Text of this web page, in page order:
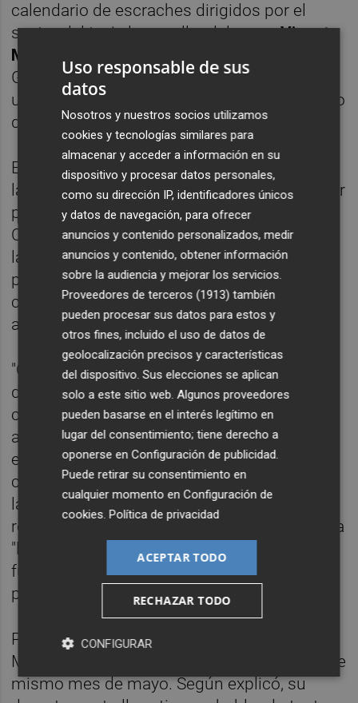
calendario de escraches dirigidos por el
sector del taxi al conseller del ramo,Vicente
Martínez Mus
Generalitat,Juanfran Pérez Llorca
una campaña de concienciación y un reparto
de 'flyers' a los taxistas.
El mes pasado, las asociaciones del taxi de
la Comunitat Valenciana acordaron convocar
protestas semanales en Alicante, València y
Castelló de la Plana contra "el intrusismo de
las VTC y la falta de medidas eficaces por
parte de la administración". Fijaron
concentraciones de taxis los pasados 29 de
abril y 7 de mayo y este viernes 15.
"Cada día hay más coches negros haciendo
de taxis. Si no hay soluciones, seguiremos
con las protestas de forma indefinida",
advierten las asociaciones, que ya realizaron
el pasado jueves una marcha lenta por el
centro de València y una concentración ante
la Conselleria para reclamar un decreto que
regule la movilidad y denunciar que, debido a
"la competencia desleal" de las VTC, "el
futuro del sector que conocemos está en
peligro".
Por su parte, el conseller Vicente Martínez
Mus aseguró que el decreto se aprobará este
mismo mes de mayo. Según explicó, su
Uso responsable de sus
datos
Nosotros y nuestros socios utilizamos
cookies y tecnologías similares para
almacenar y acceder a información en su
dispositivo y procesar datos personales,
como su dirección IP, identificadores únicos
y datos de navegación, para ofrecer
anuncios y contenido personalizados, medir
anuncios y contenido, obtener información
sobre la audiencia y mejorar los servicios.
Proveedores de terceros (1913) también
pueden procesar sus datos para estos y
otros fines, incluido el uso de datos de
geolocalización precisos y características
del dispositivo. Sus elecciones se aplican
solo a este sitio web. Algunos proveedores
pueden basarse en el interés legítimo en
lugar del consentimiento; tiene derecho a
oponerse enConfiguración de publicidad.
Puede retirar su consentimiento en
cualquier momento enConfiguración de
cookies.Política de privacidad
ACEPTAR TODO
RECHAZAR TODO
CONFIGURAR